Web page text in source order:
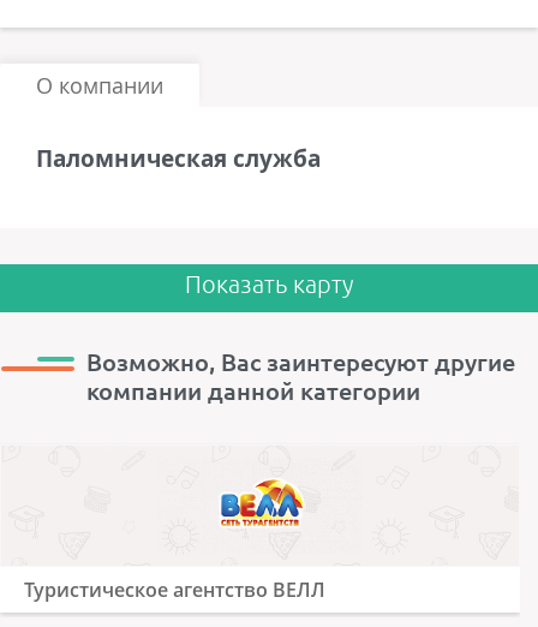
О компании
Паломническая служба
Показать карту
Возможно, Вас заинтересуют другие
компании данной категории
Туристическое агентство ВЕЛЛ